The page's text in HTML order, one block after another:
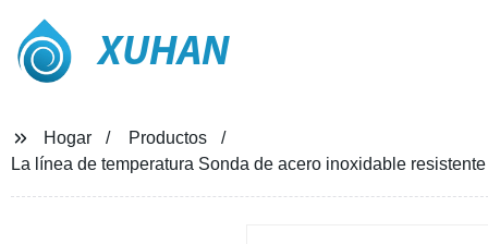
XUHAN
Hogar
Productos
La línea de temperatura Sonda de acero inoxidable